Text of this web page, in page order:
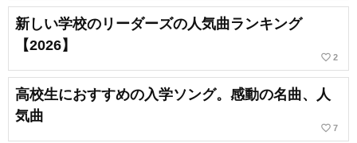
新しい学校のリーダーズの人気曲ランキング
【2026】
favorite_border 2
高校生におすすめの入学ソング。感動の名曲、人
気曲
favorite_border 7